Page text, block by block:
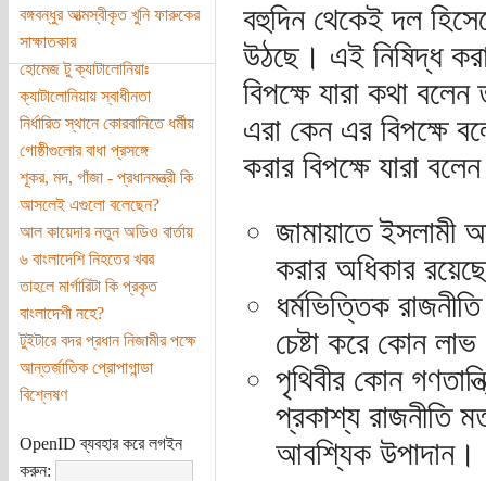
বঙ্গবন্ধুর আত্মস্বীকৃত খুনি ফারুকের
সাক্ষাতকার
হোমেজ টু ক্যাটালোনিয়াঃ
ক্যাটালোনিয়ায় স্বাধীনতা
নির্ধারিত স্থানে কোরবানিতে ধর্মীয়
গোষ্ঠীগুলোর বাধা প্রসঙ্গে
শূকর, মদ, গাঁজা - প্রধানমন্ত্রী কি
আসলেই এগুলো বলেছেন?
আল কায়েদার নতুন অডিও বার্তায়
৬ বাংলাদেশি নিহতের খবর
তাহলে মার্গারিটা কি প্রকৃত
বাংলাদেশী নহে?
টুইটারে বদর প্রধান নিজামীর পক্ষে
আন্তর্জাতিক প্রোপাগান্ডা
বিশ্লেষণ
OpenID ব্যবহার করে লগইন
করুন:
বহুদিন থেকেই দল
উঠছে। এই নিষিদ্ধ
বিপক্ষে যারা কথা
এরা কেন এর বিপক্ষে
করার বিপক্ষে যারা
জামায়াতে
করার অধিকার রয়েছে
ধর্মভিত্তিক
চেষ্টা করে কোন
পৃথিবীর কোন
প্রকাশ্য রাজনীতি
আবশ্যিক উপাদান।